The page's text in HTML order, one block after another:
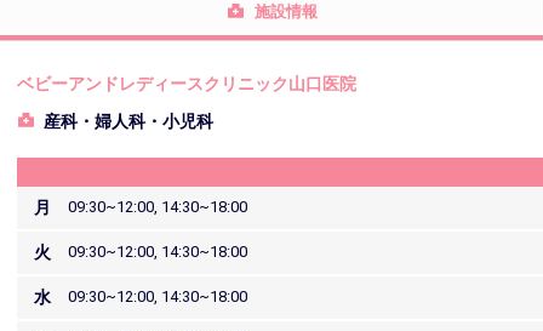
施設情報
ベビーアンドレディースクリニック山口医院
産科・婦人科・小児科
月 09:30~12:00, 14:30~18:00
火 09:30~12:00, 14:30~18:00
水 09:30~12:00, 14:30~18:00